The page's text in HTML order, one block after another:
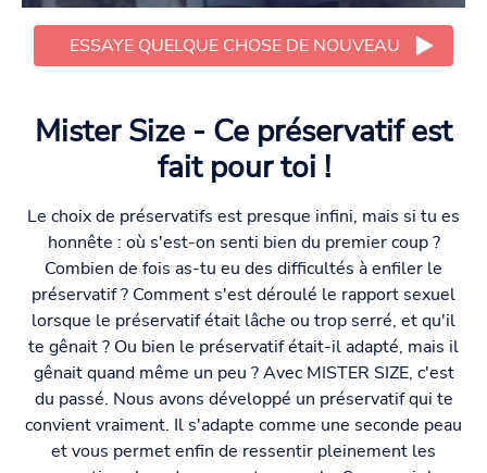
ESSAYE QUELQUE CHOSE DE NOUVEAU
Mister Size - Ce préservatif est
fait pour toi !
Le choix de préservatifs est presque infini, mais si tu es
honnête : où s'est-on senti bien du premier coup ?
Combien de fois as-tu eu des difficultés à enfiler le
préservatif ? Comment s'est déroulé le rapport sexuel
lorsque le préservatif était lâche ou trop serré, et qu'il
te gênait ? Ou bien le préservatif était-il adapté, mais il
gênait quand même un peu ? Avec MISTER SIZE, c'est
du passé. Nous avons développé un préservatif qui te
convient vraiment. Il s'adapte comme une seconde peau
et vous permet enfin de ressentir pleinement les